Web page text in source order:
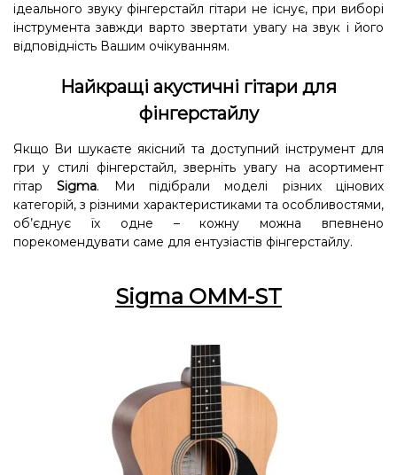
ідеального звуку фінгерстайл гітари не існує, при виборі
інструмента завжди варто звертати увагу на звук і його
відповідність Вашим очікуванням.
Найкращі акустичні гітари для
фінгерстайлу
Якщо Ви шукаєте якісний та доступний інструмент для
гри у стилі фінгерстайл, зверніть увагу на асортимент
гітарSigma. Ми підібрали моделі різних цінових
категорій, з різними характеристиками та особливостями,
об’єднує їх одне – кожну можна впевнено
порекомендувати саме для ентузіастів фінгерстайлу.
Sigma OMM-ST